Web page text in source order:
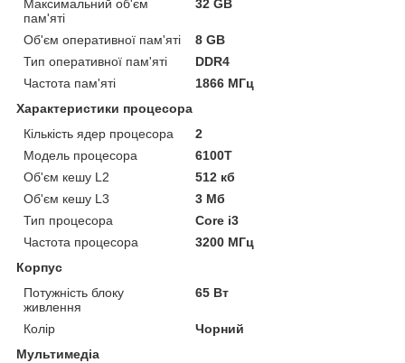
Максимальний об'єм
пам'яті
32 GB
Об'єм оперативної пам'яті
8 GB
Тип оперативної пам'яті
DDR4
Частота пам'яті
1866 МГц
Характеристики процесора
Кількість ядер процесора
2
Модель процесора
6100T
Об'єм кешу L2
512 кб
Об'єм кешу L3
3 Мб
Тип процесора
Core i3
Частота процесора
3200 МГц
Корпус
Потужність блоку
живлення
65 Вт
Колір
Чорний
Мультимедіа